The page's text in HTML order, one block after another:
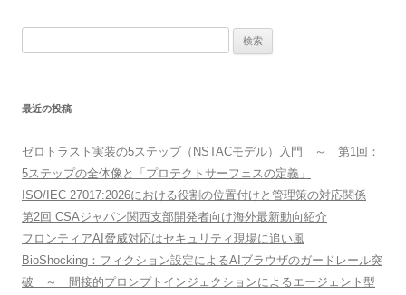
索:
最近の投稿
ゼロトラスト実装の5ステップ（NSTACモデル）入門 ～ 第1回：
5ステップの全体像と「プロテクトサーフェスの定義」
ISO/IEC 27017:2026における役割の位置付けと管理策の対応関係
第2回 CSAジャパン関西支部開発者向け海外最新動向紹介
フロンティアAI脅威対応はセキュリティ現場に追い風
BioShocking：フィクション設定によるAIブラウザのガードレール突
破 ～ 間接的プロンプトインジェクションによるエージェント型